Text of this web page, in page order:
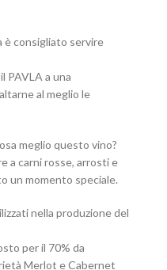
è consigliato servire
PAVLA a una
al meglio le
meglio questo vino?
a carni rosse, arrosti e
un momento speciale.
nella produzione del
per il 70% da
Merlot e Cabernet